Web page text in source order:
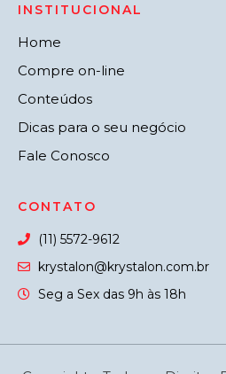
INSTITUCIONAL
Home
Compre on-line
Conteúdos
Dicas para o seu negócio
Fale Conosco
CONTATO
(11) 5572-9612
krystalon@krystalon.com.br
Seg a Sex das 9h às 18h